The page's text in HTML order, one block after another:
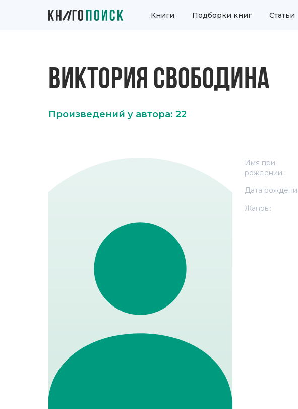
Книги Подборки книг Статьи
ВИКТОРИЯ СВОБОДИНА
Произведений у автора: 22
Имя при
рождении:
Дата
Жанры: